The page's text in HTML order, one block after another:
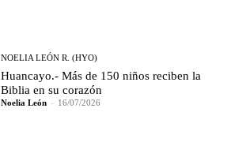
NOELIA LEÓN R. (HYO)
Huancayo.- Más de 150 niños reciben la
Biblia en su corazón
Noelia León - 16/07/2026